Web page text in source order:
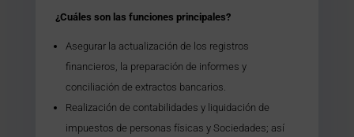
¿Cuáles son las funciones principales?
Asegurar la actualización de los registros
financieros, la preparación de informes y
conciliación de extractos bancarios.
Realización de contabilidades y liquidación de
impuestos de personas físicas y Sociedades; así